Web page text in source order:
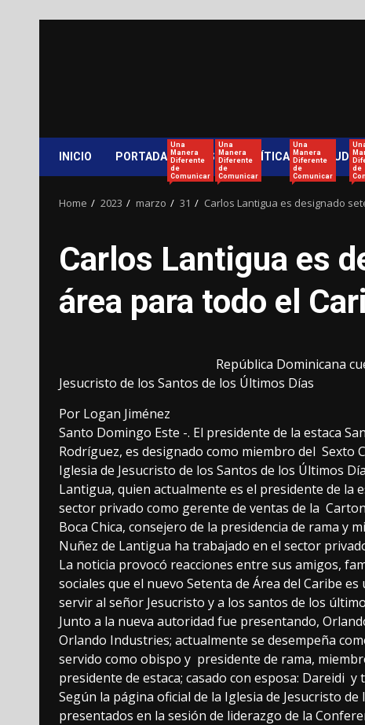
INICIO PORTADA
Una
Manera
Diferente
de
Comunicar
PAÍS
Una
Manera
Diferente
de
Comunicar
POLÍTICA
Una
Manera
Diferente
de
Comunicar
SALUD
de
Home 2023 marzo 31 Carlos Lantigua es designado
Carlos Lantigua es
área para todo el
República Dominicana
Jesucristo de los Santos de los Últimos Días
Por Logan Jiménez
Santo Domingo Este -. El presidente de la estaca
Rodríguez, es designado como miembro del Sexto
Iglesia de Jesucristo de los Santos de los Últimos
Lantigua, quien actualmente es el presidente de la
sector privado como gerente de ventas de la
Boca Chica, consejero de la presidencia de rama y
Nuñez de Lantigua ha trabajado en el sector
La noticia provocó reacciones entre sus amigos,
sociales que el nuevo Setenta de Área del Caribe
servir al señor Jesucristo y a los santos de los
Junto a la nueva autoridad fue presentando,
Orlando Industries; actualmente se desempeña
servido como obispo y presidente de rama,
presidente de estaca; casado con esposa: Dareidi y
Según la página oficial de la Iglesia de Jesucristo
presentados en la sesión de liderazgo de la